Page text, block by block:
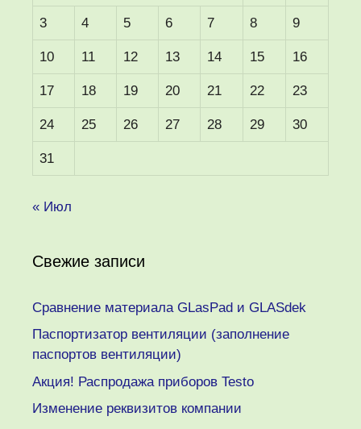
3 4 5 6 7 8 9
10 11 12 13 14 15 16
17 18 19 20 21 22 23
24 25 26 27 28 29 30
31
« Июл
Свежие записи
Сравнение материала GLasPad и GLASdek
Паспортизатор вентиляции (заполнение
паспортов вентиляции)
Акция! Распродажа приборов Testo
Изменение реквизитов компании